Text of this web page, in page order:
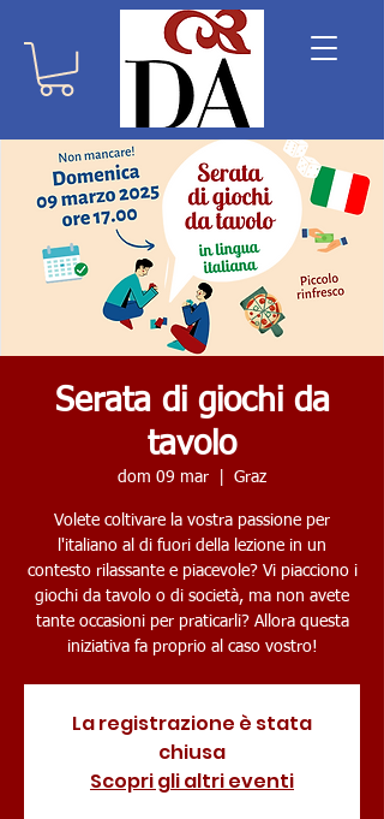
Serata di giochi da
tavolo
dom 09 mar Graz
Volete coltivare la vostra passione per
l'italiano al di fuori della lezione in un
contesto rilassante e piacevole? Vi piacciono i
giochi da tavolo o di società, ma non avete
tante occasioni per praticarli? Allora questa
iniziativa fa proprio al caso vostro!
La registrazione è stata
chiusa
Scopri gli altri eventi